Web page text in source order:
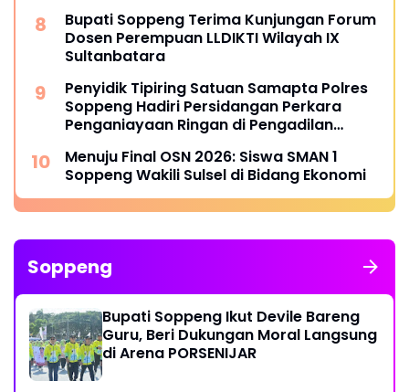
Bupati Soppeng Terima Kunjungan Forum
Dosen Perempuan LLDIKTI Wilayah IX
Sultanbatara
Penyidik Tipiring Satuan Samapta Polres
Soppeng Hadiri Persidangan Perkara
Penganiayaan Ringan di Pengadilan
Menuju Final OSN 2026: Siswa SMAN 1
Soppeng Wakili Sulsel di Bidang Ekonomi
Soppeng
Bupati Soppeng Ikut Devile Bareng
Guru, Beri Dukungan Moral Langsung
di Arena PORSENIJAR